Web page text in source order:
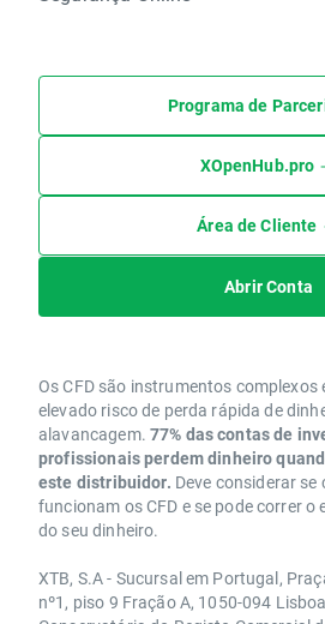
Programa de
XOpenHub.pro
Área de Cliente
Abrir Conta
Os CFD são instrumentos complexos
elevado risco de perda rápida de
alavancagem. 77% das contas de
profissionais perdem dinheiro
este distribuidor. Deve considerar
funcionam os CFD e se pode correr o
do seu dinheiro.
XTB, S.A - Sucursal em Portugal,
nº1, piso 9 Fração A, 1050-094